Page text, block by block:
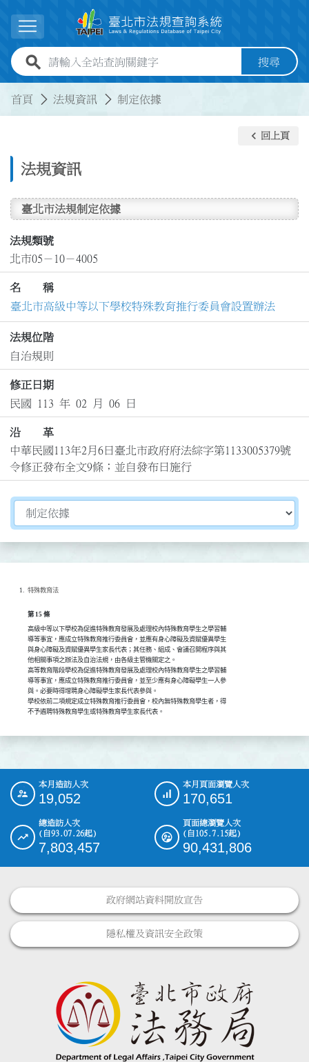
展開選單
全站查詢關鍵字欄位 搜尋
首頁 法規資訊 制定依據
法規資訊
keyboard_arrow_left 回上頁
臺北市法規制定依據
法規類號
北市05－10－4005
名 稱
臺北市高級中等以下學校特殊教育推行委員會設置辦法
法規位階
自治規則
修正日期
民國 113 年 02 月 06 日
沿 革
中華民國113年2月6日臺北市政府府法綜字第1133005379號
令修正發布全文9條；並自發布日施行
切換選擇法規資訊內容
特殊教育法
第 15 條
高級中等以下學校為促進特殊教育發展及處理校內特殊教育學生之學習輔
導等事宜，應成立特殊教育推行委員會，並應有身心障礙及資賦優異學生
與身心障礙及資賦優異學生家長代表；其任務、組成、會議召開程序與其
他相關事項之辦法及自治法規，由各級主管機關定之。
高等教育階段學校為促進特殊教育發展及處理校內特殊教育學生之學習輔
導等事宜，應成立特殊教育推行委員會，並至少應有身心障礙學生一人參
與。必要時得增聘身心障礙學生家長代表參與。
學校依前二項規定成立特殊教育推行委員會，校內無特殊教育學生者，得
不予遴聘特殊教育學生或特殊教育學生家長代表。
::: 本月造訪人次
19,052
本月頁面瀏覽人次
170,651
總造訪人次
(自93.07.26起)
7,803,457
頁面總瀏覽人次
(自105.7.15起)
90,431,806
政府網站資料開放宣告
隱私權及資訊安全政策